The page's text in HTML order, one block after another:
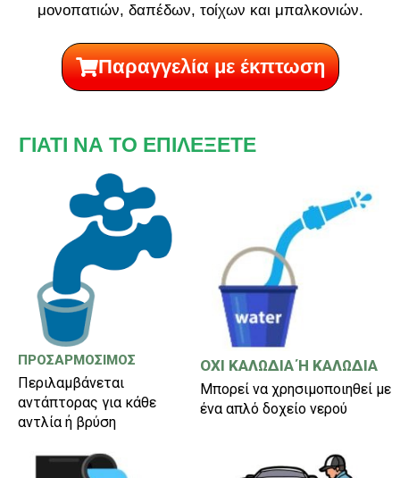
μονοπατιών, δαπέδων, τοίχων και μπαλκονιών.
Παραγγελία με έκπτωση
ΓΙΑΤΙ ΝΑ ΤΟ ΕΠΙΛΕΞΕΤΕ
ΠΡΟΣΑΡΜΟΣΙΜΟΣ
Περιλαμβάνεται
αντάπτορας για κάθε
αντλία ή βρύση
ΟΧΙ ΚΑΛΩΔΙΑ Ή ΚΑΛΩΔΙΑ
Μπορεί να χρησιμοποιηθεί με
ένα απλό δοχείο νερού